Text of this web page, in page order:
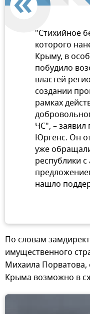
"Стихийное
которого
Крыму, в
побудило
властей
создании
рамках
ЧС", –
Юргенс. Он
уже
республики
нашло
По словам
имущественного
Михаила Порватова,
Крыма возможно в